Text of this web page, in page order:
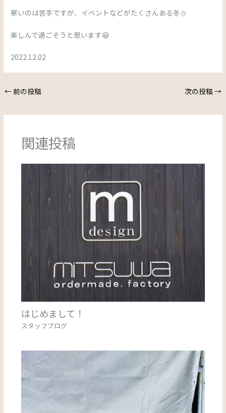
寒いのは苦手ですが、イベントなどがたくさんある冬⛄
楽しんで過ごそうと思います😆
2022.12.02
←前の投稿 次の投稿 →
関連投稿
はじめまして！
スタッフブログ